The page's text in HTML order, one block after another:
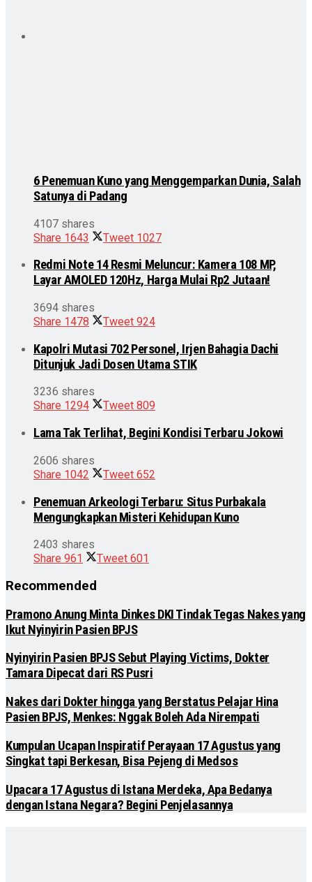
6 Penemuan Kuno yang Menggemparkan Dunia, Salah
Satunya di Padang
4107 shares
Share 1643 Tweet 1027
Redmi Note 14 Resmi Meluncur: Kamera 108 MP,
Layar AMOLED 120Hz, Harga Mulai Rp2 Jutaan!
3694 shares
Share 1478 Tweet 924
Kapolri Mutasi 702 Personel, Irjen Bahagia Dachi
Ditunjuk Jadi Dosen Utama STIK
3236 shares
Share 1294 Tweet 809
Lama Tak Terlihat, Begini Kondisi Terbaru Jokowi
2606 shares
Share 1042 Tweet 652
Penemuan Arkeologi Terbaru: Situs Purbakala
Mengungkapkan Misteri Kehidupan Kuno
2403 shares
Share 961 Tweet 601
Recommended
Pramono Anung Minta Dinkes DKI Tindak Tegas Nakes yang
Ikut Nyinyirin Pasien BPJS
Nyinyirin Pasien BPJS Sebut Playing Victims, Dokter
Tamara Dipecat dari RS Pusri
Nakes dari Dokter hingga yang Berstatus Pelajar Hina
Pasien BPJS, Menkes: Nggak Boleh Ada Nirempati
Kumpulan Ucapan Inspiratif Perayaan 17 Agustus yang
Singkat tapi Berkesan, Bisa Pejeng di Medsos
Upacara 17 Agustus di Istana Merdeka, Apa Bedanya
dengan Istana Negara? Begini Penjelasannya